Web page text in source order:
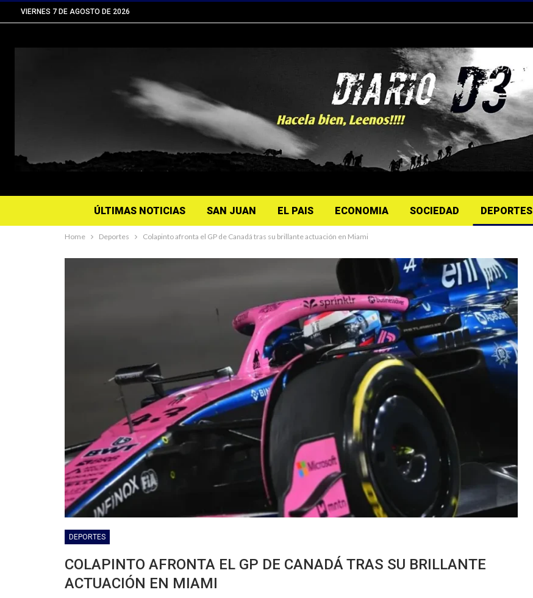
VIERNES 7 DE AGOSTO DE 2026
ÚLTIMAS NOTICIAS SAN JUAN EL PAIS ECONOMIA SOCIEDAD DEPORTES
Home Deportes Colapinto afronta el GP de Canadá tras su brillante actuación en Miami
DEPORTES
COLAPINTO AFRONTA EL GP DE CANADÁ TRAS SU BRILLANTE
ACTUACIÓN EN MIAMI